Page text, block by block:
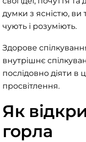
думки з ясністю, ви
чують і розуміють.
Здорове
внутрішнє
послідовно діяти в
просвітлення.
Як
горла